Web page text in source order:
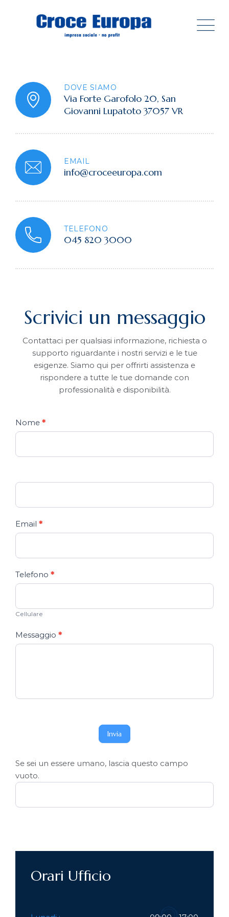
DOVE SIAMO
Via Forte Garofolo 20, San
Giovanni Lupatoto 37057 VR
EMAIL
info@croceeuropa.com
TELEFONO
045 820 3000
Scrivici un messaggio
Contattaci per qualsiasi informazione, richiesta o
supporto riguardante i nostri servizi e le tue
esigenze. Siamo qui per offrirti assistenza e
rispondere a tutte le tue domande con
professionalità e disponibilità.
Nome *
Email *
Telefono *
Cellulare
Messaggio *
Invia
Se sei un essere umano, lascia questo campo
vuoto.
Orari Ufficio